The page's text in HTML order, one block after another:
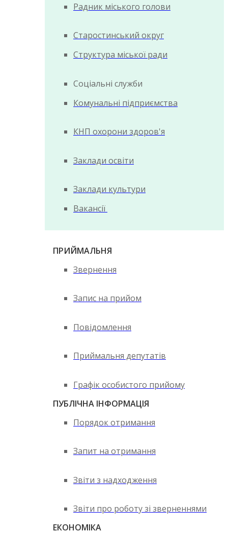
Радник міського голови
Старостинський округ
Структура міської ради
Соціальні служби
Комунальні підприємства
КНП охорони здоров'я
Заклади освіти
Заклади культури
Вакансії
ПРИЙМАЛЬНЯ
Звернення
Запис на прийом
Повідомлення
Приймальня депутатів
Графік особистого прийому
ПУБЛІЧНА ІНФОРМАЦІЯ
Порядок отримання
Запит на отримання
Звіти з надходження
Звіти про роботу зі зверненнями
ЕКОНОМІКА